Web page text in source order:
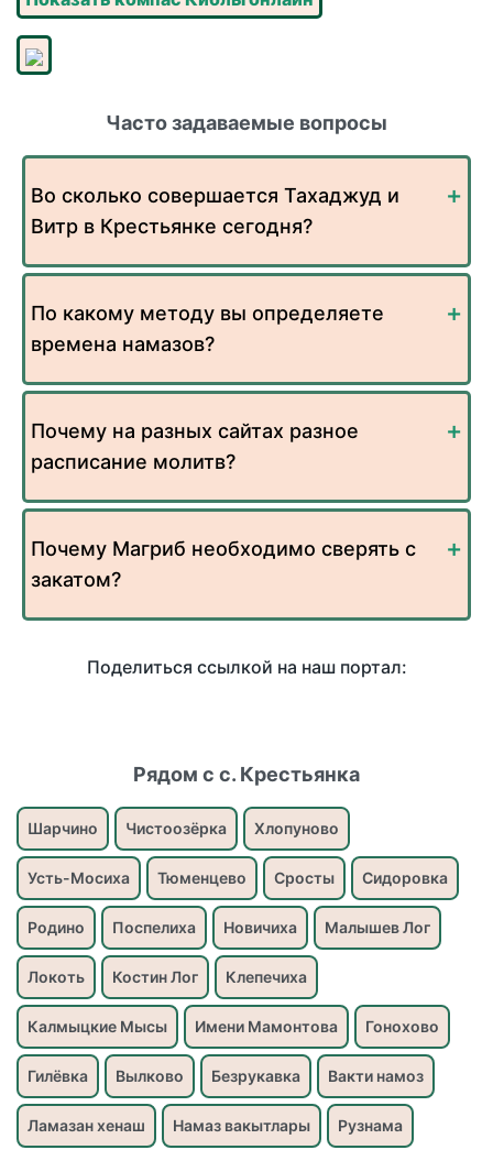
Часто задаваемые вопросы
Во сколько совершается Тахаджуд и
Витр в Крестьянке сегодня?
По какому методу вы определяете
времена намазов?
Почему на разных сайтах разное
расписание молитв?
Почему Магриб необходимо сверять с
закатом?
Поделиться ссылкой на наш портал:
Рядом с с. Крестьянка
Шарчино Чистоозёрка Хлопуново
Усть-Мосиха Тюменцево Сросты Сидоровка
Родино Поспелиха Новичиха Малышев Лог
Локоть Костин Лог Клепечиха
Калмыцкие Мысы Имени Мамонтова Гонохово
Гилёвка Вылково Безрукавка Вакти намоз
Ламазан хенаш Намаз вакытлары Рузнама